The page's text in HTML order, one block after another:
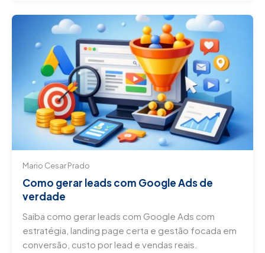
Mario Cesar Prado
Como gerar leads com Google Ads de
verdade
Saiba como gerar leads com Google Ads com
estratégia, landing page certa e gestão focada em
conversão, custo por lead e vendas reais.